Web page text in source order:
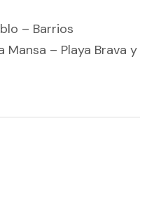
– Barrios
Mansa – Playa Brava y